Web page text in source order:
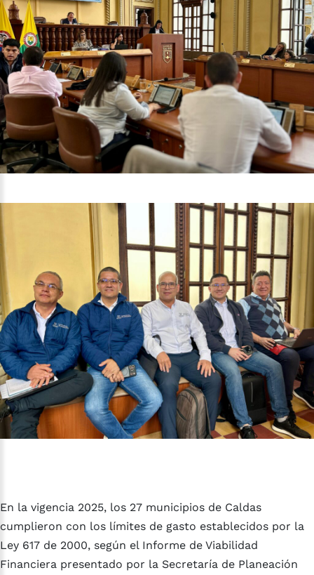
En la vigencia 2025, los 27 municipios de Caldas
cumplieron con los límites de gasto establecidos por la
Ley 617 de 2000, según el Informe de Viabilidad
Financiera presentado por la Secretaría de Planeación